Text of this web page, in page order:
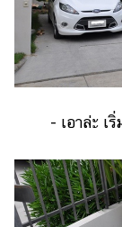
- เอาล่ะ เ